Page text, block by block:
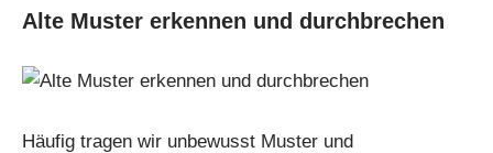
Alte Muster erkennen und durchbrechen
Häufig tragen wir unbewusst Muster und